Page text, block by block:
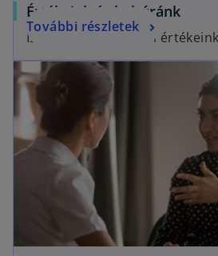
Értékeink és kultúránk
Ismerje meg vállalati
További részletek